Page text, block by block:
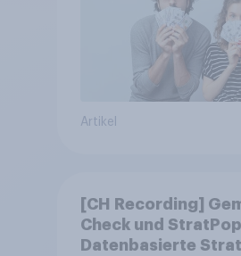
Artikel
[CH Recording]
Check und
Datenbasierte